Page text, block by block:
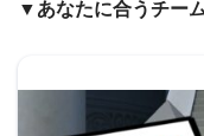
▼あなたに合うチー